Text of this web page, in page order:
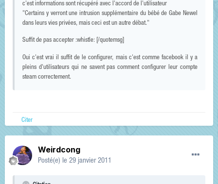
c'est informations sont récupéré avec l'accord de l'utilisateur
"Certains y verront une intrusion supplémentaire du bébé de Gabe Newel
dans leurs vies privées, mais ceci est un autre débat."
Suffit de pas accepter :whistle: [/quotemsg]
Oui c'est vrai il suffit de le configurer, mais c'est comme facebook il y a
pleins d'utilisateurs qui ne savent pas comment configurer leur compte
steam correctement.
Citer
Weirdcong
Posté(e) le 29 janvier 2011